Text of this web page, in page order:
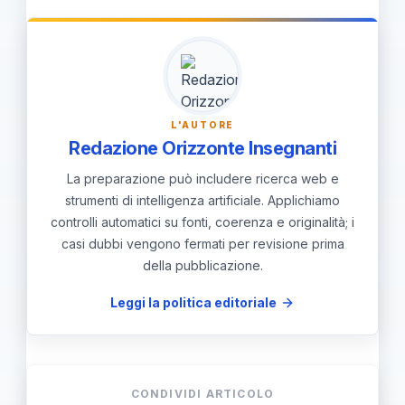
etico, verifica delle fonti e citazioni.
Valutare l'autonomia e la
comprensione dello studente richiede
rubriche chiare e controlli opportuni,
evitando sostituzioni complete del
pensiero.
L'AUTORE
Redazione Orizzonte Insegnanti
La preparazione può includere ricerca web e
strumenti di intelligenza artificiale. Applichiamo
controlli automatici su fonti, coerenza e originalità; i
casi dubbi vengono fermati per revisione prima
della pubblicazione.
Leggi la politica editoriale
CONDIVIDI ARTICOLO